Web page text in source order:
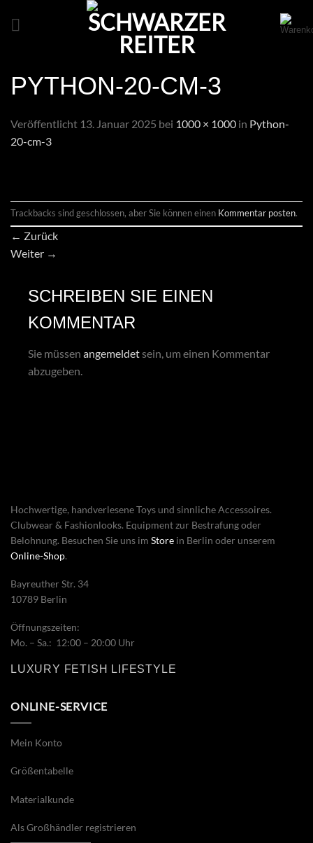
PYTHON-20-CM-3
Veröffentlicht 13. Januar 2025 bei 1000 × 1000 in Python-
20-cm-3
Trackbacks sind geschlossen, aber Sie können einen Kommentar posten.
← Zurück
Weiter →
SCHREIBEN SIE EINEN
KOMMENTAR
Sie müssen angemeldetsein, um einen Kommentar
abzugeben.
Hochwertige, handverlesene Toys und sinnliche Accessoires.
Clubwear & Fashionlooks. Equipment zur Bestrafung oder
Belohnung. Besuchen Sie uns im Store in Berlin oder unserem
Online-Shop.
Bayreuther Str. 34
10789 Berlin
Öffnungszeiten:
Mo. – Sa.: 12:00 – 20:00 Uhr
LUXURY FETISH LIFESTYLE
ONLINE-SERVICE
Mein Konto
Größentabelle
Materialkunde
Als Großhändler registrieren